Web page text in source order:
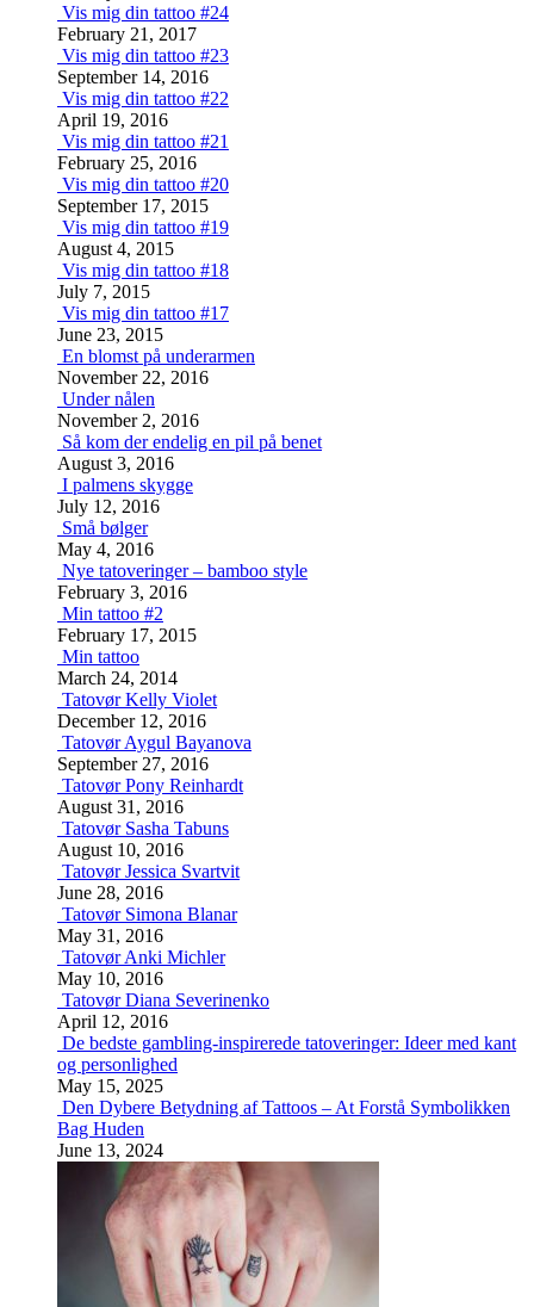
Vis mig din tattoo #24
February 21, 2017
Vis mig din tattoo #23
September 14, 2016
Vis mig din tattoo #22
April 19, 2016
Vis mig din tattoo #21
February 25, 2016
Vis mig din tattoo #20
September 17, 2015
Vis mig din tattoo #19
August 4, 2015
Vis mig din tattoo #18
July 7, 2015
Vis mig din tattoo #17
June 23, 2015
En blomst på underarmen
November 22, 2016
Under nålen
November 2, 2016
Så kom der endelig en pil på benet
August 3, 2016
I palmens skygge
July 12, 2016
Små bølger
May 4, 2016
Nye tatoveringer – bamboo style
February 3, 2016
Min tattoo #2
February 17, 2015
Min tattoo
March 24, 2014
Tatovør Kelly Violet
December 12, 2016
Tatovør Aygul Bayanova
September 27, 2016
Tatovør Pony Reinhardt
August 31, 2016
Tatovør Sasha Tabuns
August 10, 2016
Tatovør Jessica Svartvit
June 28, 2016
Tatovør Simona Blanar
May 31, 2016
Tatovør Anki Michler
May 10, 2016
Tatovør Diana Severinenko
April 12, 2016
De bedste gambling-inspirerede tatoveringer: Ideer med kant
og personlighed
May 15, 2025
Den Dybere Betydning af Tattoos – At Forstå Symbolikken
Bag Huden
June 13, 2024